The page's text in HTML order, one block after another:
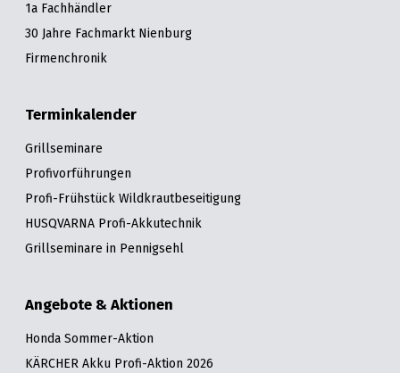
1a Fachhändler
30 Jahre Fachmarkt Nienburg
Firmenchronik
Terminkalender
Grillseminare
Profivorführungen
Profi-Frühstück Wildkrautbeseitigung
HUSQVARNA Profi-Akkutechnik
Grillseminare in Pennigsehl
Angebote & Aktionen
Honda Sommer-Aktion
KÄRCHER Akku Profi-Aktion 2026